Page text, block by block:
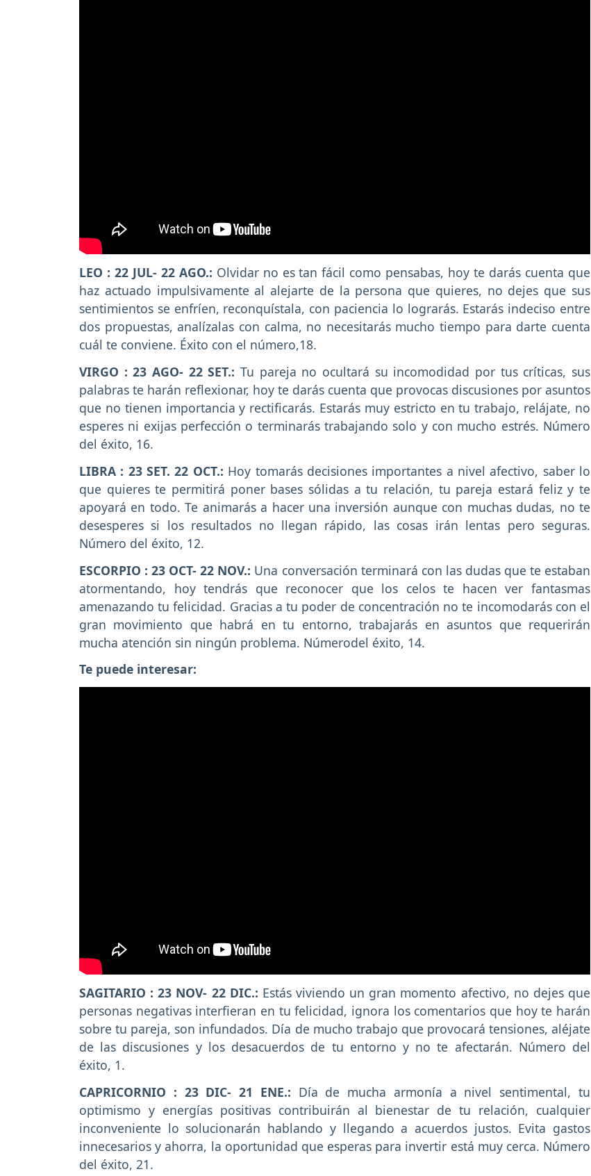
LEO : 22 JUL- 22 AGO.: Olvidar no es tan fácil como pensabas, hoy te darás cuenta que
haz actuado impulsivamente al alejarte de la persona que quieres, no dejes que sus
sentimientos se enfríen, reconquístala, con paciencia lo lograrás. Estarás indeciso entre
dos propuestas, analízalas con calma, no necesitarás mucho tiempo para darte cuenta
cuál te conviene. Éxito con el número,18.
VIRGO : 23 AGO- 22 SET.: Tu pareja no ocultará su incomodidad por tus críticas, sus
palabras te harán reflexionar, hoy te darás cuenta que provocas discusiones por asuntos
que no tienen importancia y rectificarás. Estarás muy estricto en tu trabajo, relájate, no
esperes ni exijas perfección o terminarás trabajando solo y con mucho estrés. Número
del éxito, 16.
LIBRA : 23 SET. 22 OCT.: Hoy tomarás decisiones importantes a nivel afectivo, saber lo
que quieres te permitirá poner bases sólidas a tu relación, tu pareja estará feliz y te
apoyará en todo. Te animarás a hacer una inversión aunque con muchas dudas, no te
desesperes si los resultados no llegan rápido, las cosas irán lentas pero seguras.
Número del éxito, 12.
ESCORPIO : 23 OCT- 22 NOV.: Una conversación terminará con las dudas que te estaban
atormentando, hoy tendrás que reconocer que los celos te hacen ver fantasmas
amenazando tu felicidad. Gracias a tu poder de concentración no te incomodarás con el
gran movimiento que habrá en tu entorno, trabajarás en asuntos que requerirán
mucha atención sin ningún problema. Númerodel éxito, 14.
Te puede interesar:
SAGITARIO : 23 NOV- 22 DIC.: Estás viviendo un gran momento afectivo, no dejes que
personas negativas interfieran en tu felicidad, ignora los comentarios que hoy te harán
sobre tu pareja, son infundados. Día de mucho trabajo que provocará tensiones, aléjate
de las discusiones y los desacuerdos de tu entorno y no te afectarán. Número del
éxito, 1.
CAPRICORNIO : 23 DIC- 21 ENE.: Día de mucha armonía a nivel sentimental, tu
optimismo y energías positivas contribuirán al bienestar de tu relación, cualquier
inconveniente lo solucionarán hablando y llegando a acuerdos justos. Evita gastos
innecesarios y ahorra, la oportunidad que esperas para invertir está muy cerca. Número
del éxito, 21.